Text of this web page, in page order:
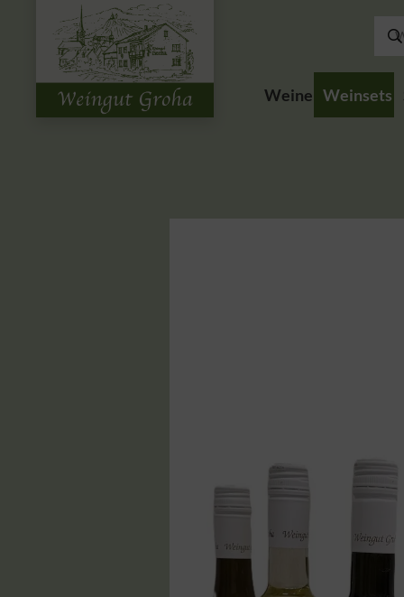
Weine Weinsets